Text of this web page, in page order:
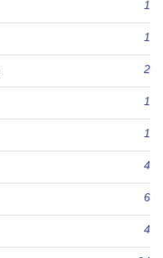
1
1
2
1
1
4
6
4